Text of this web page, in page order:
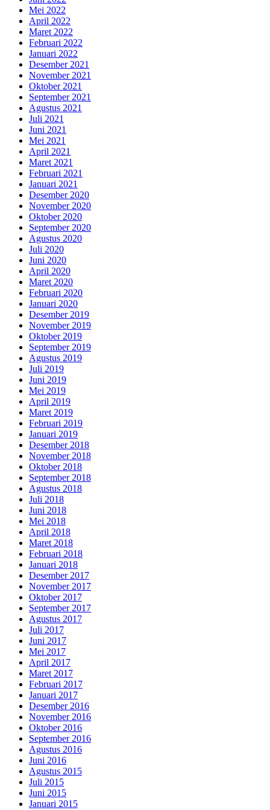
Mei 2022
April 2022
Maret 2022
Februari 2022
Januari 2022
Desember 2021
November 2021
Oktober 2021
September 2021
Agustus 2021
Juli 2021
Juni 2021
Mei 2021
April 2021
Maret 2021
Februari 2021
Januari 2021
Desember 2020
November 2020
Oktober 2020
September 2020
Agustus 2020
Juli 2020
Juni 2020
April 2020
Maret 2020
Februari 2020
Januari 2020
Desember 2019
November 2019
Oktober 2019
September 2019
Agustus 2019
Juli 2019
Juni 2019
Mei 2019
April 2019
Maret 2019
Februari 2019
Januari 2019
Desember 2018
November 2018
Oktober 2018
September 2018
Agustus 2018
Juli 2018
Juni 2018
Mei 2018
April 2018
Maret 2018
Februari 2018
Januari 2018
Desember 2017
November 2017
Oktober 2017
September 2017
Agustus 2017
Juli 2017
Juni 2017
Mei 2017
April 2017
Maret 2017
Februari 2017
Januari 2017
Desember 2016
November 2016
Oktober 2016
September 2016
Agustus 2016
Juni 2016
Agustus 2015
Juli 2015
Juni 2015
Januari 2015